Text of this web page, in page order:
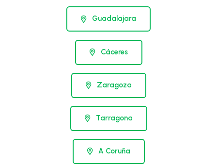
Guadalajara
Cáceres
Zaragoza
Tarragona
A Coruña